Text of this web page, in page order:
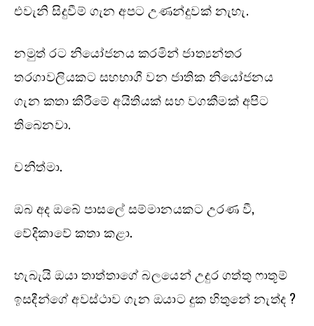
එවැනි සිදුවීම් ගැන අපට උණන්දුවක් නැහැ.
නමුත් රට නියෝජනය කරමින් ජාත්‍යන්තර
තරගාවලියකට සහභාගී වන ජාතික නියෝජනය
ගැන කතා කිරීමේ අයිතියක් සහ වගකීමක් අපිට
තිබෙනවා.
චනිත්මා.
ඔබ අද ඔබේ පාසලේ සම්මානයකට උරණ වී,
වේදිකාවේ කතා කළා.
හැබැයි ඔයා තාත්තාගේ බලයෙන් උදුර ගත්තු ෆාතූම්
ඉසදීන්ගේ අවස්ථාව ගැන ඔයාට දුක හිතුනේ නැත්ද ?